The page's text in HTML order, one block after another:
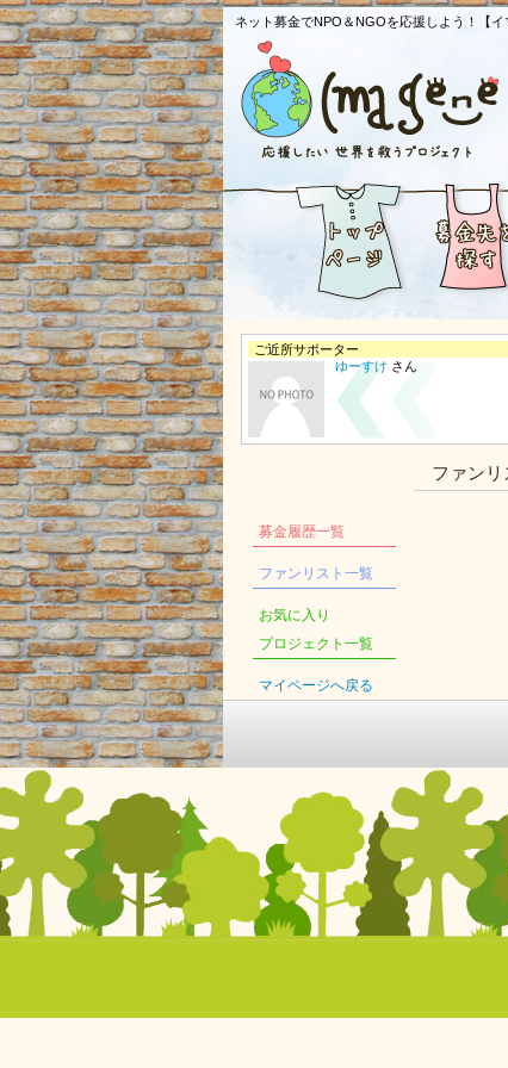
ネット募金でNPO＆NGOを応援しよう！【
ご近所サポーター
ゆーすけ さん
募金履歴一覧
ファンリスト一覧
お気に入り
プロジェクト一覧
マイページへ戻る
ファンリ